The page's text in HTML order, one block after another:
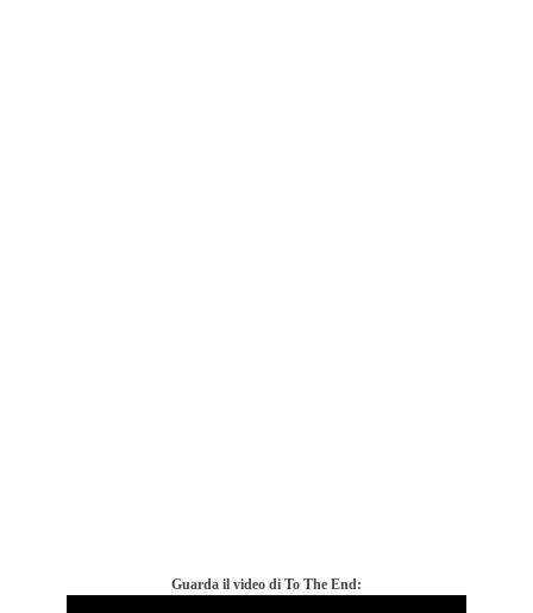
Guarda il video di To The End: